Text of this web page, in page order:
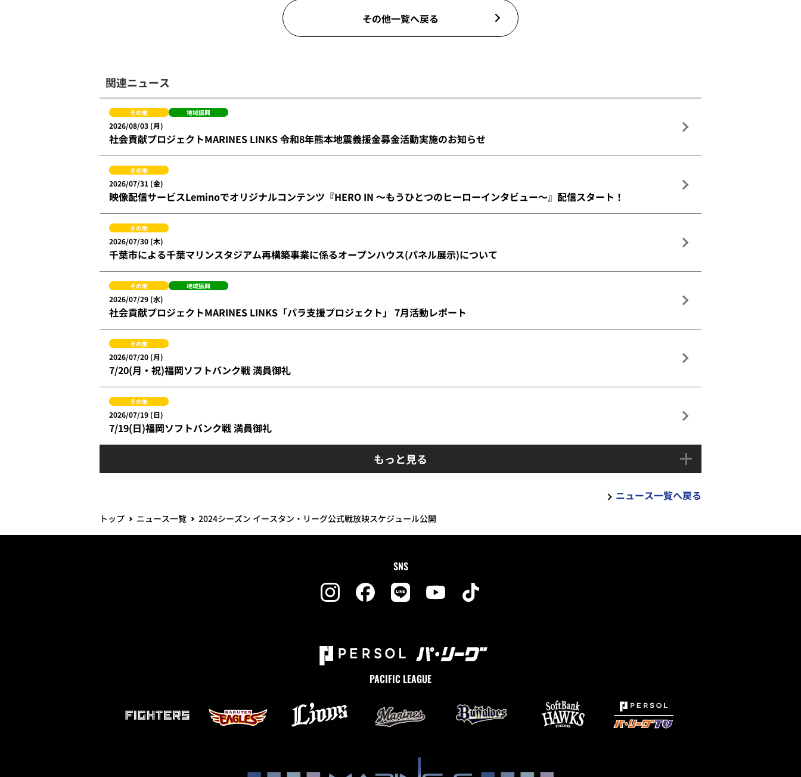
その他一覧へ戻る
関連ニュース
その他 地域振興
2026/08/03 (月)
社会貢献プロジェクトMARINES LINKS 令和8年熊本地震義援金募金活動実施のお知らせ
その他
2026/07/31 (金)
映像配信サービスLeminoでオリジナルコンテンツ『HERO IN ～もうひとつのヒーローインタビュー～』配信スタート！
その他
2026/07/30 (木)
千葉市による千葉マリンスタジアム再構築事業に係るオープンハウス(パネル展示)について
その他 地域振興
2026/07/29 (水)
社会貢献プロジェクトMARINES LINKS「パラ支援プロジェクト」 7月活動レポート
その他
2026/07/20 (月)
7/20(月・祝)福岡ソフトバンク戦 満員御礼
その他
2026/07/19 (日)
7/19(日)福岡ソフトバンク戦 満員御礼
もっと見る
ニュース一覧へ戻る
トップ ニュース一覧 2024シーズン イースタン・リーグ公式戦放映スケジュール公開
SNS
PACIFIC LEAGUE